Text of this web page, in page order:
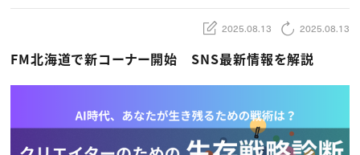
デザイン
編集・ライティング
マーケティング
業界解説・キャリア事情
TOP Creator’s コラム
Webクリエイター
アプリクリエイター
映像クリエイター
クリエイターインタビュー
C＆R Magazine
セミナー
ニュース・トレンド トップ
Web
映像
2025.08.13 2025.08.13
FM北海道で新コーナー開始 SNS最新情報を解説